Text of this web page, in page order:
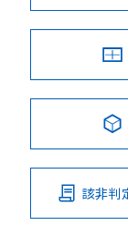
該非判